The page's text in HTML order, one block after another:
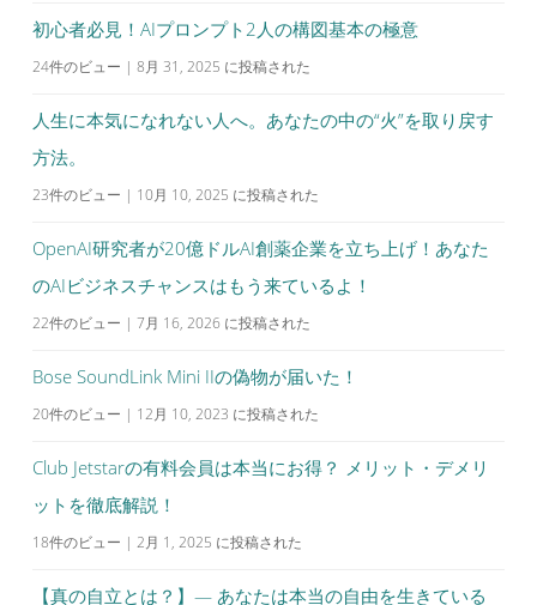
初心者必見！AIプロンプト2人の構図基本の極意
24件のビュー | 8月 31, 2025 に投稿された
人生に本気になれない人へ。あなたの中の“火”を取り戻す
方法。
23件のビュー | 10月 10, 2025 に投稿された
OpenAI研究者が20億ドルAI創薬企業を立ち上げ！あなた
のAIビジネスチャンスはもう来ているよ！
22件のビュー | 7月 16, 2026 に投稿された
Bose SoundLink Mini IIの偽物が届いた！
20件のビュー | 12月 10, 2023 に投稿された
Club Jetstarの有料会員は本当にお得？ メリット・デメリ
ットを徹底解説！
18件のビュー | 2月 1, 2025 に投稿された
【真の自立とは？】— あなたは本当の自由を生きている